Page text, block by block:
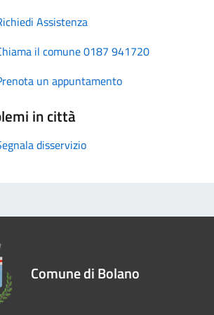
Assistenza
il comune 0187 941720
un appuntamento
in città
disservizio
Comune di Bolano